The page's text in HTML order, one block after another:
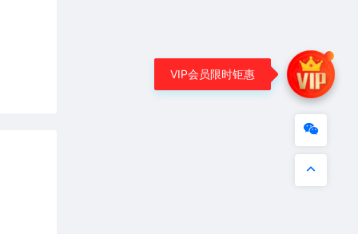
VIP会员限时钜惠